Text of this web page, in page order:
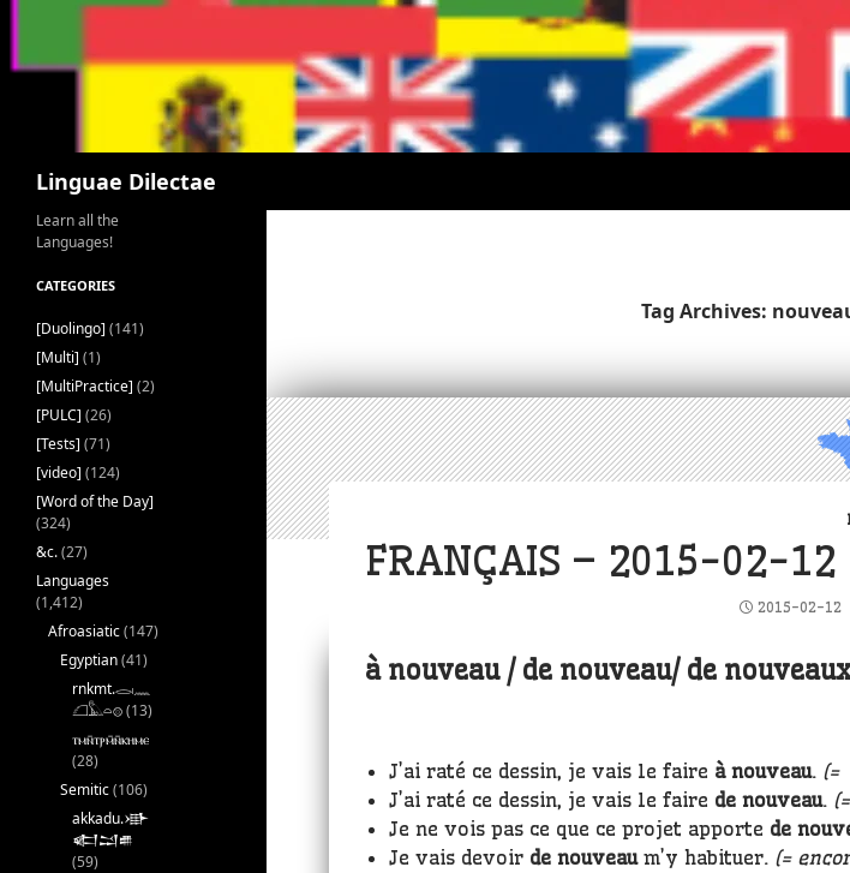
Linguae Dilectae
Tag Archives:
FRANÇAIS – 2015-02-12
2015-02-12
à nouveau / de nouveau/ de
J’ai raté ce dessin, je vais le faire à nouveau. (=
J’ai raté ce dessin, je vais le faire de nouveau.
Je ne vois pas ce que ce projet apporte de
Je vais devoir de nouveaum’y habituer.(=
Learn all the
Languages!
CATEGORIES
[Duolingo] (141)
[Multi] (1)
[MultiPractice] (2)
[PULC] (26)
[Tests] (71)
[video] (124)
[Word of the Day]
(324)
&c.(27)
Languages
(1,412)
Afroasiatic(147)
Egyptian(41)
rnkmt.𓂋𓏺𓈖
𓆎𓅓𓏏𓊖(13)
ⲧⲙⲛ̄ⲧⲣⲙ̄ⲛ̄ⲕⲏⲙⲉ
(28)
Semitic(106)
akkadu.𒀝
𒅗𒁺𒌑
(59)